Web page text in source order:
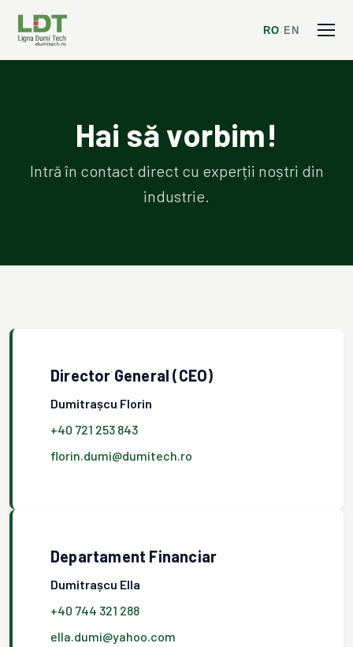
RO EN
Hai să vorbim!
Intră în contact direct cu experții noștri din
industrie.
Director General (CEO)
Dumitrașcu Florin
+40 721 253 843
florin.dumi@dumitech.ro
Departament Financiar
Dumitrașcu Ella
+40 744 321 288
ella.dumi@yahoo.com